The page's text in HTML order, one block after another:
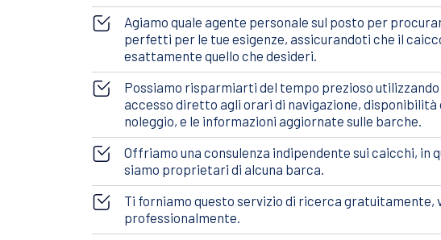
Agiamo quale agente personale sul posto per
perfetti per le tue esigenze, assicurandoti che il
esattamente quello che desideri.
Possiamo risparmiarti del tempo prezioso
accesso diretto agli orari di navigazione, disponibilità
noleggio, e le informazioni aggiornate sulle barche.
Offriamo una consulenza indipendente sui caicchi, in
siamo proprietari di alcuna barca.
Ti forniamo questo servizio di ricerca gratuitamente,
professionalmente.